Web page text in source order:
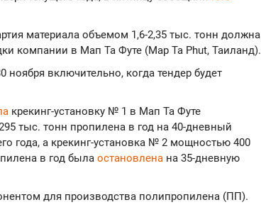
материала объемом 1,6-2,35 тыс. тонн должна
компании в Мап Та Футе (Map Ta Phut, Таиланд).
включительно, когда тендер будет
крекинг-установку № 1 в Мап Та Футе
тыс. тонн пропилена в год на 40-дневный
года, а крекинг-установка № 2 мощностью 400
в год была остановлена на 35-дневную
для производства полипропилена (ПП).